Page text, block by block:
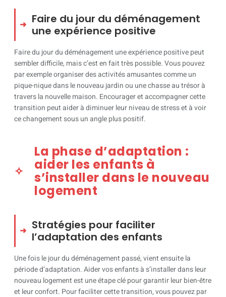
Faire du jour du déménagement
une expérience positive
Faire du jour du déménagement une expérience positive peut
sembler difficile, mais c’est en fait très possible. Vous pouvez
par exemple organiser des activités amusantes comme un
pique-nique dans le nouveau jardin ou une chasse au trésor à
travers la nouvelle maison. Encourager et accompagner cette
transition peut aider à diminuer leur niveau de stress et à voir
ce changement sous un angle plus positif.
La phase d’adaptation :
aider les enfants à
s’installer dans le nouveau
logement
Stratégies pour faciliter
l’adaptation des enfants
Une fois le jour du déménagement passé, vient ensuite la
période d’adaptation. Aider vos enfants à s’installer dans leur
nouveau logement est une étape clé pour garantir leur bien-être
et leur confort. Pour faciliter cette transition, vous pouvez par